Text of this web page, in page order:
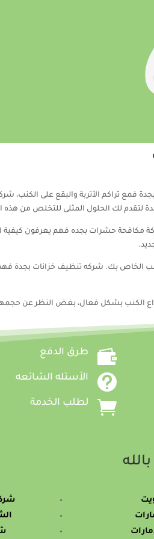
فمع تراكم الأتربة والبقع على الكنب،
لتقدم لك الحلول المثلى للتخلص من هذه
مكافحة حشرات بجده فهم يعرفون كيفية
الخاص بك. شركه تنظيف خزانات بجدة
الكنب بشكل فعال، بغض النظر عن
 طرق الدفع
 الأسئله الشائعه
 لطلب الخدمة